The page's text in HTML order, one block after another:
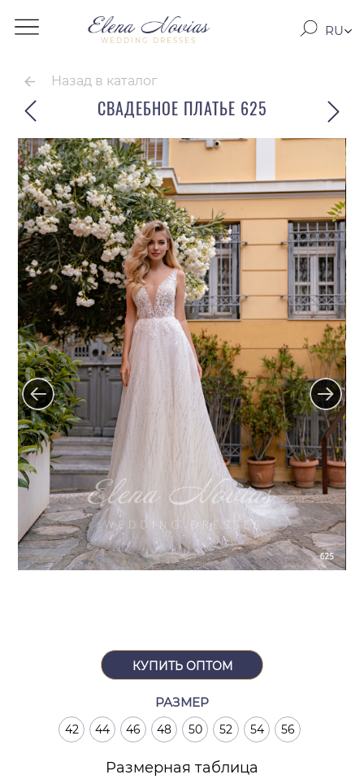
WEDDING DRESSES
RU
Назад в каталог
СВАДЕБНОЕ ПЛАТЬЕ 625
КУПИТЬ ОПТОМ
РАЗМЕР
42 44 46 48 50 52 54 56
Размерная таблица